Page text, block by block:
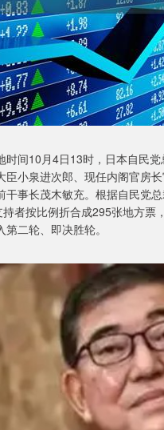
间10月4日13时，日本自民
小泉进次郎、现任内阁官房
事长茂木敏充。根据自民党
持者按比例折合成295张地方
二轮、即决胜轮。